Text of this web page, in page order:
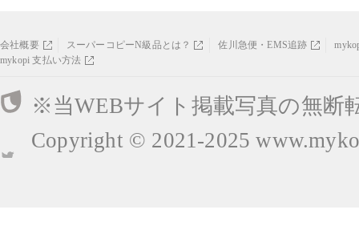
会社概要 スーパーコピーN級品とは？ 佐川急便・EMS追跡
mykopi 支払い方法
※当WEBサイト掲載写真の無断
Copyright © 2021-2025